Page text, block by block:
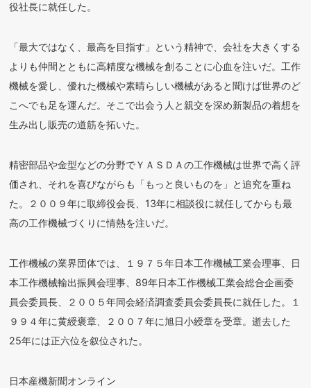
役社長に就任した。
「最大ではなく、最高を目指す」という精神で、会社を大きくする
よりも仲間とともに高精度な機械を創ることに心血を注いだ。工作
機械を愛し、優れた機械や素晴らしい機械があると聞けば世界のど
こへでも足を運んだ。そこで出会う人と親交を深め新製品の着想を
生み出し販売の道筋を拓いた。
精密部品や金型などの分野でＹＡＳＤＡの工作機械は世界で高く評
価され、それを喜びながらも「もっと良いものを」と追究を重ね
た。２００９年に取締役会長、13年に相談役に就任してからも最
高の工作機械づくりに情熱を注いだ。
工作機械の業界団体では、１９７５年日本工作機械工業会理事、日
本工作機械輸出振興会理事、89年日本工作機械工業会総合企画委
員会委員長、２００５年同会経済調査委員会委員長に就任した。１
９９４年に黄綬褒章、２００７年に旭日小綬章を受章。逝去した
25年には正六位を叙位された。
日本産機新聞オンライン